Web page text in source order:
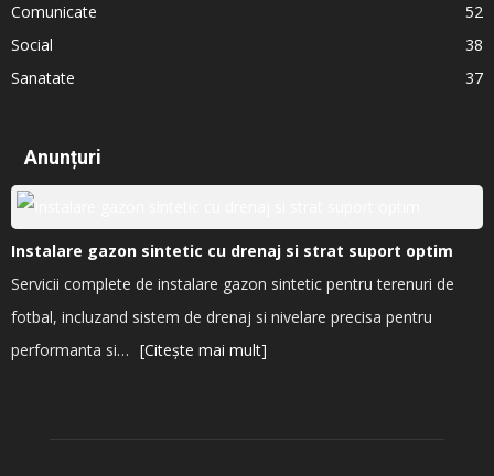
Comunicate
52
Social
38
Sanatate
37
Anunțuri
Instalare gazon sintetic cu drenaj si strat suport optim
Servicii complete de instalare gazon sintetic pentru terenuri de
fotbal, incluzand sistem de drenaj si nivelare precisa pentru
performanta si… [Citește mai mult]